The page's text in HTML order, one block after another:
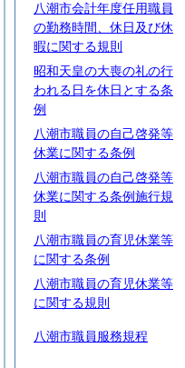
八潮市会計年度任用職員
の勤務時間、休日及び休
暇に関する規則
昭和天皇の大喪の礼の行
われる日を休日とする条
例
八潮市職員の自己啓発等
休業に関する条例
八潮市職員の自己啓発等
休業に関する条例施行規
則
八潮市職員の育児休業等
に関する条例
八潮市職員の育児休業等
に関する規則
八潮市職員服務規程